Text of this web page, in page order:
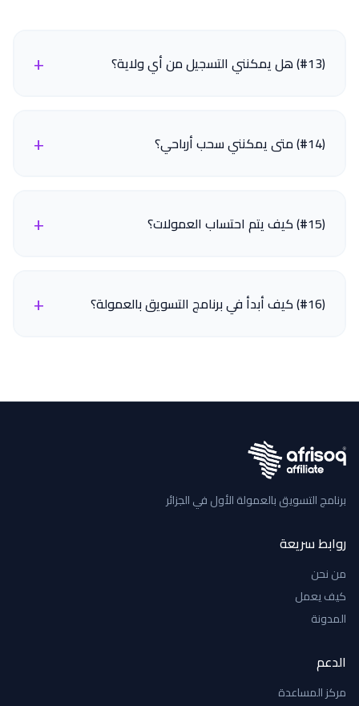
(#13) هل يمكنني التسجيل من أي ولاية؟ +
(#14) متى يمكنني سحب أرباحي؟ +
(#15) كيف يتم احتساب العمولات؟ +
(#16) كيف أبدأ في برنامج التسويق بالعمولة؟ +
برنامج التسويق بالعمولة الأول في الجزائر
روابط سريعة
من نحن
كيف يعمل
المدونة
الدعم
مركز المساعدة